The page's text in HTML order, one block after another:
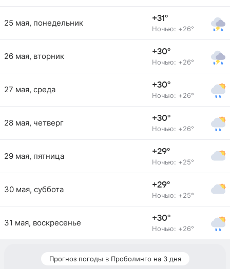
25 мая, понедельник +31°
Ночью: +26°
26 мая, вторник +30°
Ночью: +26°
27 мая, среда +30°
Ночью: +26°
28 мая, четверг +30°
Ночью: +26°
29 мая, пятница +29°
Ночью: +25°
30 мая, суббота +29°
Ночью: +25°
31 мая, воскресенье +30°
Ночью: +26°
Прогноз погоды в Проболинго на 3 дня